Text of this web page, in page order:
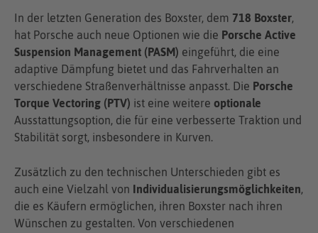
In der letzten Generation des Boxster, dem 718 Boxster,
hat Porsche auch neue Optionen wie die Porsche Active
Suspension Management (PASM) eingeführt, die eine
adaptive Dämpfung bietet und das Fahrverhalten an
verschiedene Straßenverhältnisse anpasst. Die Porsche
Torque Vectoring (PTV) ist eine weitere optionale
Ausstattungsoption, die für eine verbesserte Traktion und
Stabilität sorgt, insbesondere in Kurven.
Zusätzlich zu den technischen Unterschieden gibt es
auch eine Vielzahl von Individualisierungsmöglichkeiten,
die es Käufern ermöglichen, ihren Boxster nach ihren
Wünschen zu gestalten. Von verschiedenen